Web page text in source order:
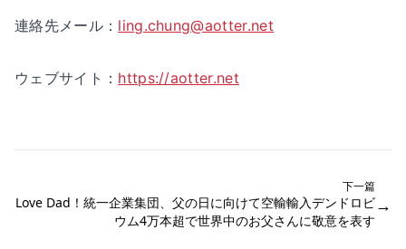
連絡先メール： ling.chung@aotter.net
ウェブサイト： https://aotter.net
下一篇
Love Dad！統一企業集団、父の日に向けて空輸輸入デンドロビ
ウム4万本超で世界中のお父さんに敬意を表す
→